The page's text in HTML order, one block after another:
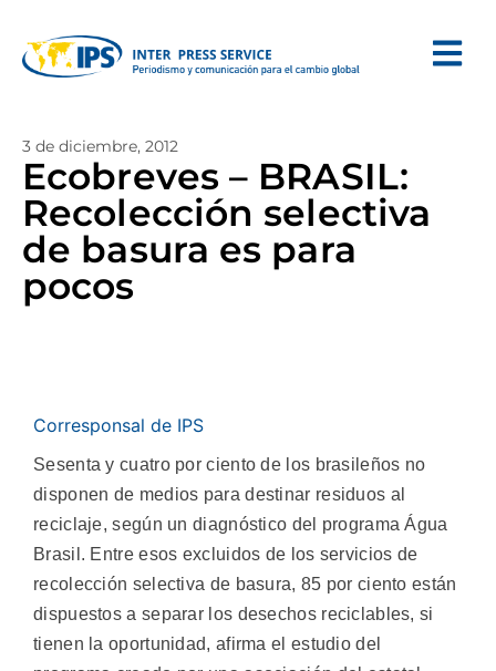
3 de diciembre, 2012
Ecobreves – BRASIL:
Recolección selectiva
de basura es para
pocos
Corresponsal de IPS
Sesenta y cuatro por ciento de los brasileños no
disponen de medios para destinar residuos al
reciclaje, según un diagnóstico del programa Água
Brasil. Entre esos excluidos de los servicios de
recolección selectiva de basura, 85 por ciento están
dispuestos a separar los desechos reciclables, si
tienen la oportunidad, afirma el estudio del